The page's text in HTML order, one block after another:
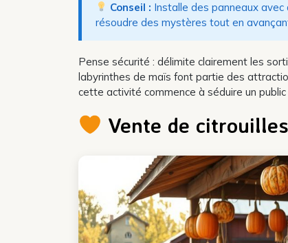
Conseil : Installe des panneaux
résoudre des mystères tout en
Pense sécurité : délimite clairement les
labyrinthes de maïs font partie des
cette activité commence à séduire un
Vente de